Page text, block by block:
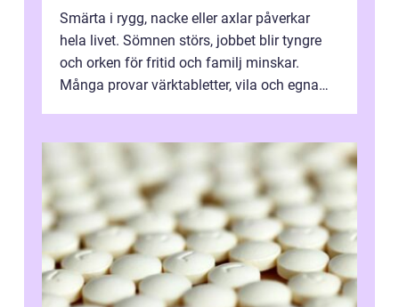
Smärta i rygg, nacke eller axlar påverkar
hela livet. Sömnen störs, jobbet blir tyngre
och orken för fritid och familj minskar.
Många provar värktabletter, vila och egna